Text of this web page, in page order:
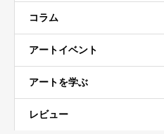
コラム
アートイベント
アートを学ぶ
レビュー